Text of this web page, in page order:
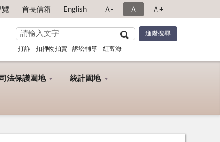
覽 首長信箱 English Ａ- Ａ Ａ+
打詐 扣押物拍賣 訴訟輔導 紅富海
法保護園地 統計園地